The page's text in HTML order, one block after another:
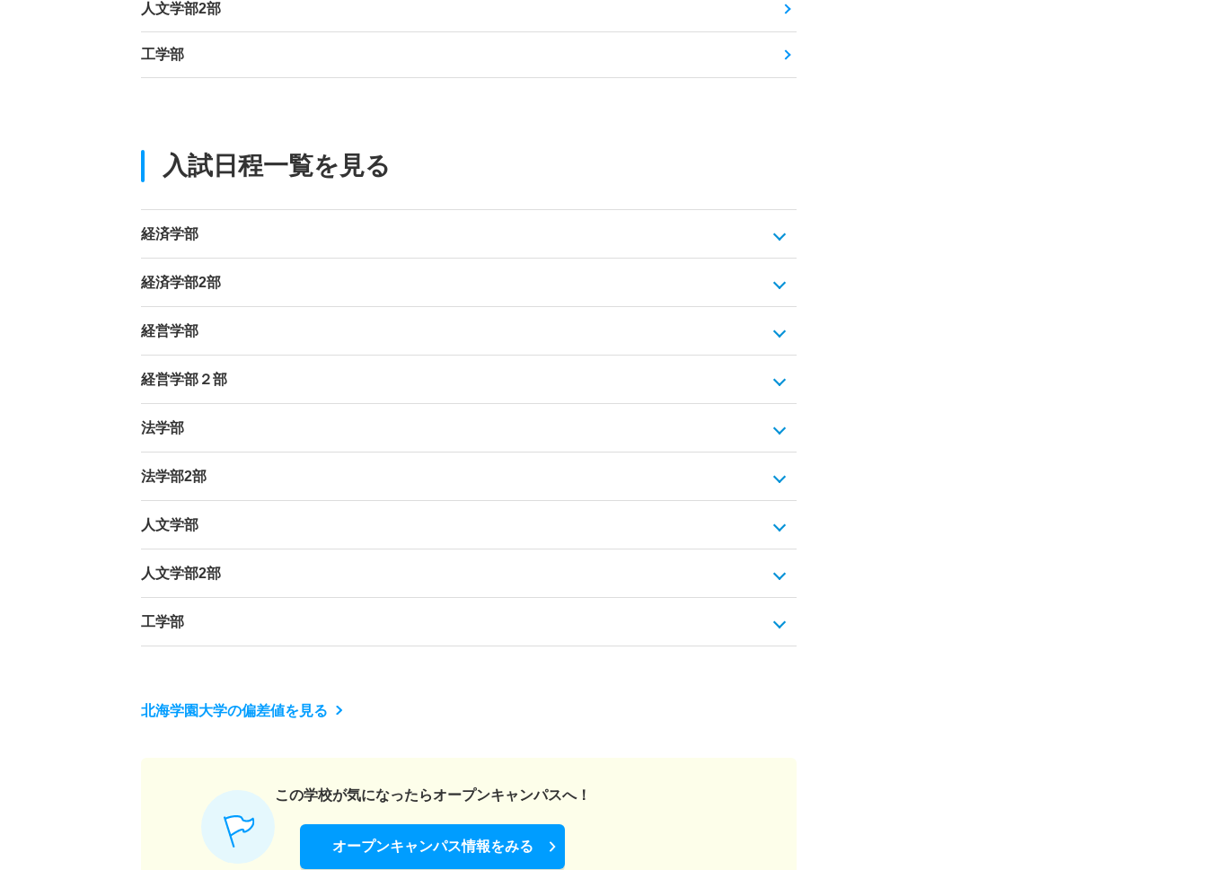
人文学部2部
工学部
入試日程一覧を見る
経済学部
経済学部2部
経営学部
経営学部２部
法学部
法学部2部
人文学部
人文学部2部
工学部
北海学園大学の偏差値を見る
この学校が気になったらオープンキャンパスへ！
オープンキャンパス情報をみる